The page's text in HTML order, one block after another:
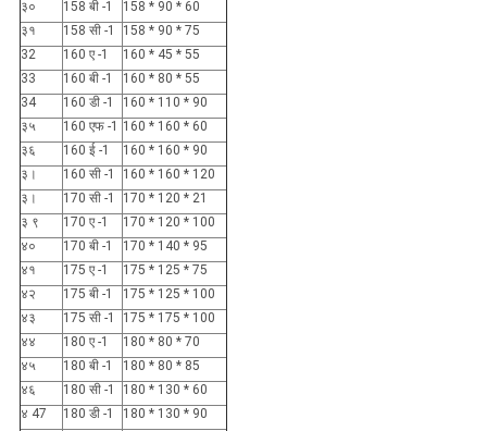
३०
158 बी -1
158 * 90 * 60
३१
158 सी -1
158 * 90 * 75
32
160 ए -1
160 * 45 * 55
33
160 बी -1
160 * 80 * 55
34
160 डी -1
160 * 110 * 90
३५
160 एफ -1 160 * 160 * 60
३६
160 ई -1
160 * 160 * 90
३।
160 सी -1
160 * 160 * 120
३।
170 सी -1
170 * 120 * 21
३ ९
170 ए -1
170 * 120 * 100
४०
170 बी -1
170 * 140 * 95
४१
175 ए -1
175 * 125 * 75
४२
175 बी -1
175 * 125 * 100
४३
175 सी -1
175 * 175 * 100
४४
180 ए -1
180 * 80 * 70
४५
180 बी -1
180 * 80 * 85
४६
180 सी -1
180 * 130 * 60
४ 47
180 डी -1
180 * 130 * 90